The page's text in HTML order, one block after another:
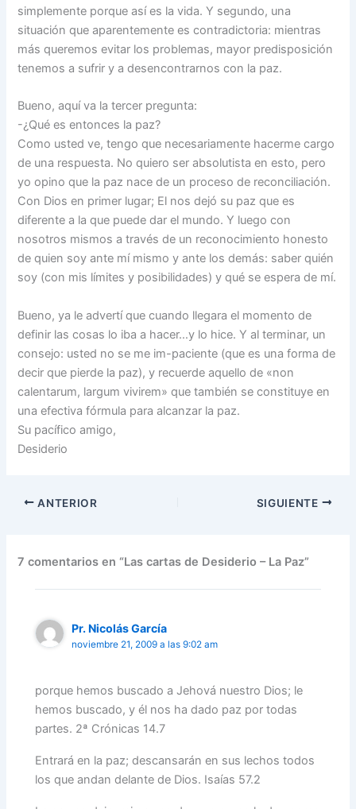
simplemente porque así es la vida. Y segundo, una
situación que aparentemente es contradictoria: mientras
más queremos evitar los problemas, mayor predisposición
tenemos a sufrir y a desencontrarnos con la paz.
Bueno, aquí va la tercer pregunta:
-¿Qué es entonces la paz?
Como usted ve, tengo que necesariamente hacerme cargo
de una respuesta. No quiero ser absolutista en esto, pero
yo opino que la paz nace de un proceso de reconciliación.
Con Dios en primer lugar; El nos dejó su paz que es
diferente a la que puede dar el mundo. Y luego con
nosotros mismos a través de un reconocimiento honesto
de quien soy ante mí mismo y ante los demás: saber quién
soy (con mis límites y posibilidades) y qué se espera de mí.
Bueno, ya le advertí que cuando llegara el momento de
definir las cosas lo iba a hacer…y lo hice. Y al terminar, un
consejo: usted no se me im-paciente (que es una forma de
decir que pierde la paz), y recuerde aquello de «non
calentarum, largum vivirem» que también se constituye en
una efectiva fórmula para alcanzar la paz.
Su pacífico amigo,
Desiderio
ANTERIOR SIGUIENTE
7 comentarios en “Las cartas de Desiderio – La Paz”
Pr. Nicolás García
noviembre 21, 2009 a las 9:02 am
porque hemos buscado a Jehová nuestro Dios; le
hemos buscado, y él nos ha dado paz por todas
partes. 2ª Crónicas 14.7
Entrará en la paz; descansarán en sus lechos todos
los que andan delante de Dios. Isaías 57.2